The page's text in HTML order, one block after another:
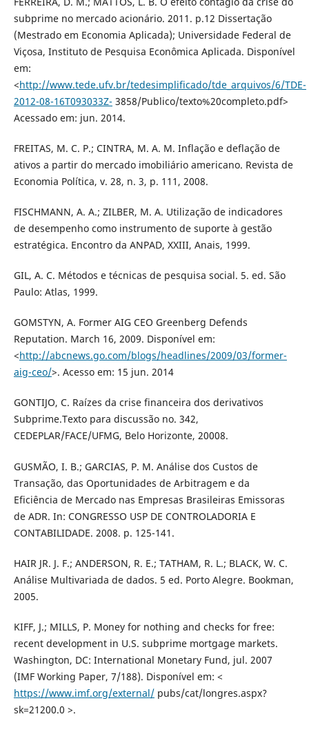
subprime no mercado acionário. 2011. p.12 Dissertação
(Mestrado em Economia Aplicada); Universidade Federal de
Viçosa, Instituto de Pesquisa Econômica Aplicada. Disponível
em:
<http://www.tede.ufv.br/tedesimplificado/tde_arquivos/6/TDE-
2012-08-16T093033Z- 3858/Publico/texto%20completo.pdf>
Acessado em: jun. 2014.
FREITAS, M. C. P.; CINTRA, M. A. M. Inflação e deflação de
ativos a partir do mercado imobiliário americano. Revista de
Economia Política, v. 28, n. 3, p. 111, 2008.
FISCHMANN, A. A.; ZILBER, M. A. Utilização de indicadores
de desempenho como instrumento de suporte à gestão
estratégica. Encontro da ANPAD, XXIII, Anais, 1999.
GIL, A. C. Métodos e técnicas de pesquisa social. 5. ed. São
Paulo: Atlas, 1999.
GOMSTYN, A. Former AIG CEO Greenberg Defends
Reputation. March 16, 2009. Disponível em:
<http://abcnews.go.com/blogs/headlines/2009/03/former-
aig-ceo/>. Acesso em: 15 jun. 2014
GONTIJO, C. Raízes da crise financeira dos derivativos
Subprime.Texto para discussão no. 342,
CEDEPLAR/FACE/UFMG, Belo Horizonte, 20008.
GUSMÃO, I. B.; GARCIAS, P. M. Análise dos Custos de
Transação, das Oportunidades de Arbitragem e da
Eficiência de Mercado nas Empresas Brasileiras Emissoras
de ADR. In: CONGRESSO USP DE CONTROLADORIA E
CONTABILIDADE. 2008. p. 125-141.
HAIR JR. J. F.; ANDERSON, R. E.; TATHAM, R. L.; BLACK, W. C.
Análise Multivariada de dados. 5 ed. Porto Alegre. Bookman,
2005.
KIFF, J.; MILLS, P. Money for nothing and checks for free:
recent development in U.S. subprime mortgage markets.
Washington, DC: International Monetary Fund, jul. 2007
(IMF Working Paper, 7/188). Disponível em: <
https://www.imf.org/external/pubs/cat/longres.aspx?
sk=21200.0 >.